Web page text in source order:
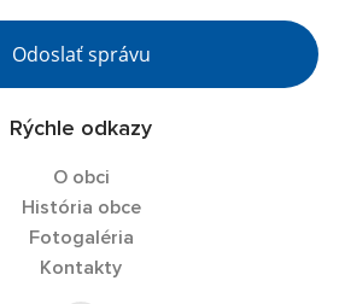
Odoslať správu
Rýchle odkazy
O obci
História obce
Fotogaléria
Kontakty